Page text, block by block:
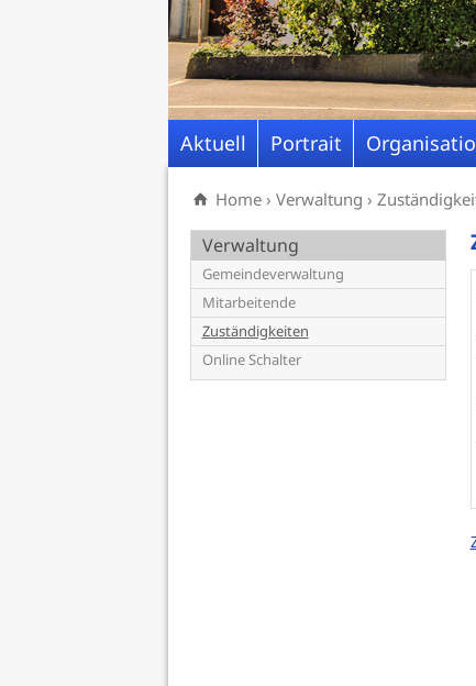
Aktuell Portrait
Home ›Verwaltung ›
Verwaltung
Gemeindeverwaltung
Mitarbeitende
Zuständigkeiten
Online Schalter